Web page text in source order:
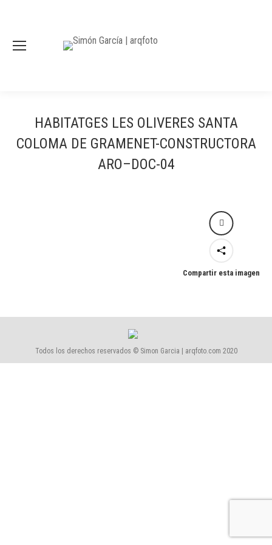
HABITATGES LES OLIVERES SANTA
COLOMA DE GRAMENET-CONSTRUCTORA
ARO–DOC-04
Compartir esta imagen
Todos los derechos reservados © Simon Garcia | arqfoto.com 2020